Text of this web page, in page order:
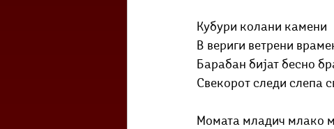
Кубури колани камени
В вериги ветрени
Барабан бијат бесно
Свекорот следи слепа
Момата младич млако